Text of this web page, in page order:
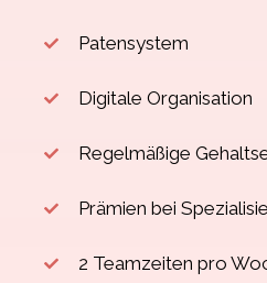
Patensystem
Digitale Organisation
Regelmäßige
Prämien bei
2 Teamzeiten pro